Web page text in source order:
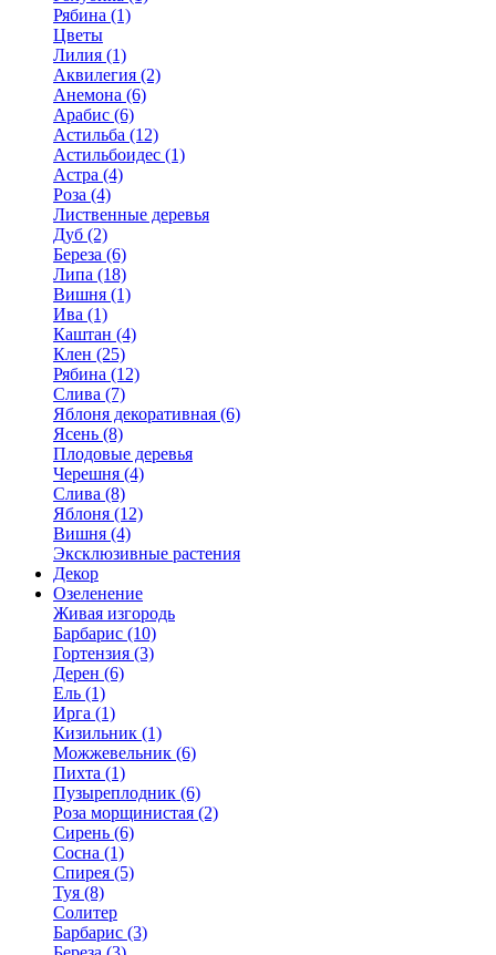
Рябина (1)
Цветы
Лилия (1)
Аквилегия (2)
Анемона (6)
Арабис (6)
Астильба (12)
Астильбоидес (1)
Астра (4)
Роза (4)
Лиственные деревья
Дуб (2)
Береза (6)
Липа (18)
Вишня (1)
Ива (1)
Каштан (4)
Клен (25)
Рябина (12)
Слива (7)
Яблоня декоративная (6)
Ясень (8)
Плодовые деревья
Черешня (4)
Слива (8)
Яблоня (12)
Вишня (4)
Эксклюзивные растения
Декор
Озеленение
Живая изгородь
Барбарис (10)
Гортензия (3)
Дерен (6)
Ель (1)
Ирга (1)
Кизильник (1)
Можжевельник (6)
Пихта (1)
Пузыреплодник (6)
Роза морщинистая (2)
Сирень (6)
Сосна (1)
Спирея (5)
Туя (8)
Солитер
Барбарис (3)